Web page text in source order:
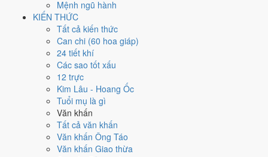
Mệnh ngũ hành
KIẾN THỨC
Tất cả kiến thức
Can chi (60 hoa giáp)
24 tiết khí
Các sao tốt xấu
12 trực
Kim Lâu - Hoang Ốc
Tuổi mụ là gì
Văn khấn
Tất cả văn khấn
Văn khấn Ông Táo
Văn khấn Giao thừa
Ngày 5/12/2021 tốt hay xấu cho
việc gì?
Ngày 5/12/2021 đạt3.3/10 trung bình cho 7 việc chính: cao nhất là
Sửa nhà - tu tạo (8/10)
Bế (ngày đóng cửa, bế tắc) và gặp Sao Chu Tước hắc đạo nên điểm
từng việc chênh nhau như bảng dưới.
Cưới hỏi - đính hôn
Trung bình
Cưới hỏi - đính hôn hôm nay ở
Sao Mão, nhưng Trực Bế và Ngày Hắc Đạo kéo giảm điểm.